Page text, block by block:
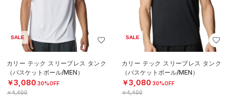
SALE
カリー テック スリーブレス タンク
（バスケットボール/MEN）
￥3,080 30%OFF
￥4,400
SALE
カリー テック スリーブレス タンク
（バスケットボール/MEN）
￥3,080 30%OFF
￥4,400